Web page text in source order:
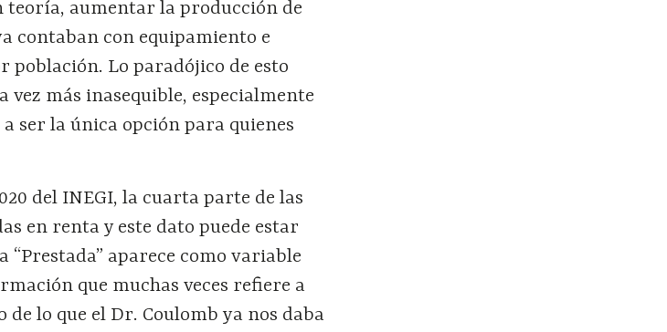
teoría, aumentar la producción de
contaban con equipamiento e
Lo paradójico de esto
vez más inasequible, especialmente
ser la única opción para quienes
del INEGI, la cuarta parte de las
en renta y este dato puede estar
aparece como variable
que muchas veces refiere a
lo que el Dr. Coulomb ya nos daba